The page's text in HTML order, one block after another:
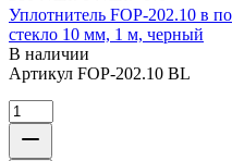
Уплотнитель FOP-202.10 в
стекло 10 мм, 1 м, черный
В наличии
Артикул FOP-202.10 BL